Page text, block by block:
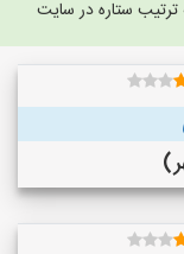
ترتیب ستاره در سایت